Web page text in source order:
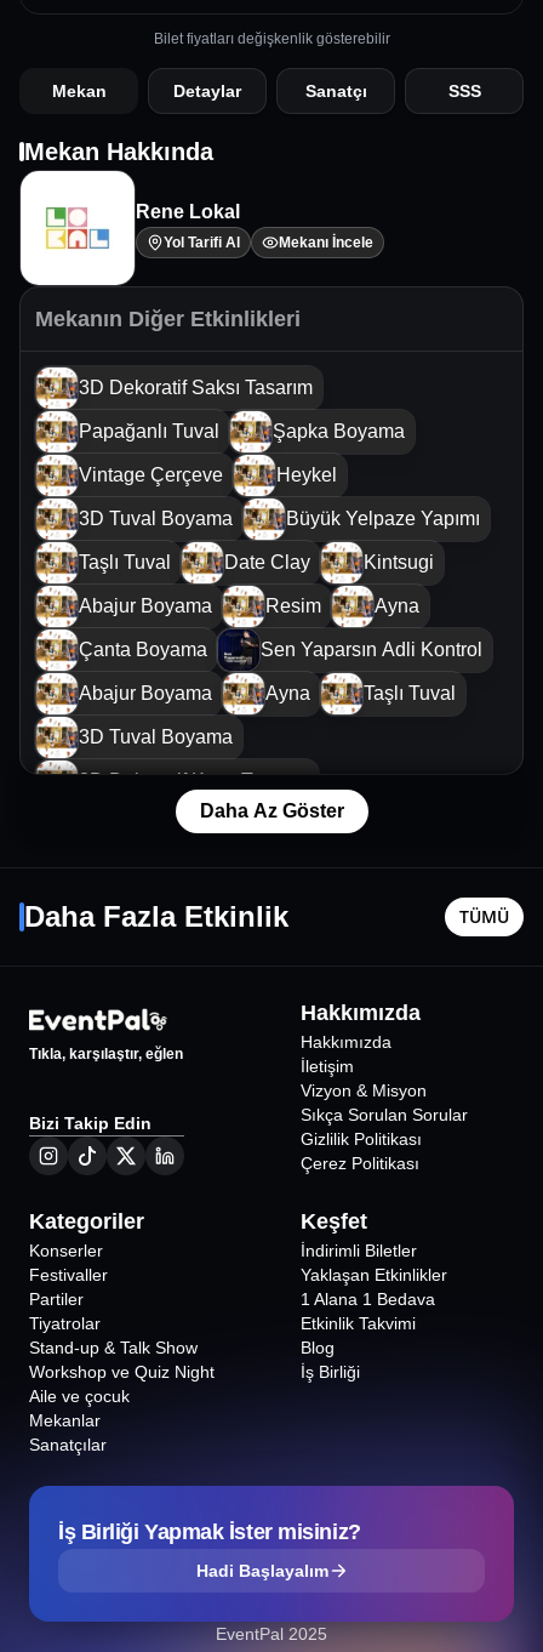
Bilet fiyatları değişkenlik gösterebilir
Mekan Detaylar Sanatçı SSS
Mekan Hakkında
Rene Lokal
Yol Tarifi Al Mekanı İncele
Mekanın Diğer Etkinlikleri
3D Dekoratif Saksı Tasarım
Papağanlı Tuval Şapka Boyama
Vintage Çerçeve Heykel
3D Tuval Boyama Büyük Yelpaze Yapımı
Taşlı Tuval Date Clay Kintsugi
Abajur Boyama Resim Ayna
Çanta Boyama Sen Yaparsın Adli Kontrol
Abajur Boyama Ayna Taşlı Tuval
3D Tuval Boyama
3D Dekoratif Kase Tasarım
Daha Az Göster
Daha Fazla Etkinlik TÜMÜ
%24 İNDİRİMLİ
İzmir•Kültürpark Açıkhava Tiyatrosu
28
İzmir•
Tıkla, karşılaştır, eğlen
Bizi Takip Edin
Hakkımızda
Hakkımızda
İletişim
Vizyon & Misyon
Sıkça Sorulan Sorular
Gizlilik Politikası
Çerez Politikası
Kategoriler
Konserler
Festivaller
Partiler
Tiyatrolar
Stand-up & Talk Show
Workshop ve Quiz Night
Aile ve çocuk
Mekanlar
Sanatçılar
Keşfet
İndirimli Biletler
Yaklaşan Etkinlikler
1 Alana 1 Bedava
Etkinlik Takvimi
Blog
İş Birliği
İş Birliği Yapmak İster misiniz?
Hadi Başlayalım
EventPal 2025